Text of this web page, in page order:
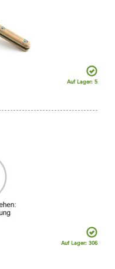
Auf Lager: 5
Auf Lager: 306